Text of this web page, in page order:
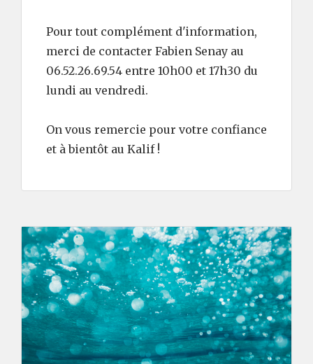
Pour tout complément d'information,
merci de contacter Fabien Senay au
06.52.26.69.54 entre 10h00 et 17h30 du
lundi au vendredi.
On vous remercie pour votre confiance
et à bientôt au Kalif !